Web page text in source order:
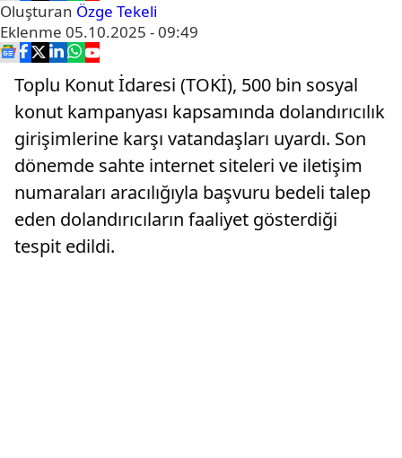
Oluşturan Özge Tekeli
Eklenme 05.10.2025 - 09:49
Toplu Konut İdaresi (TOKİ), 500 bin sosyal
konut kampanyası kapsamında dolandırıcılık
girişimlerine karşı vatandaşları uyardı. Son
dönemde sahte internet siteleri ve iletişim
numaraları aracılığıyla başvuru bedeli talep
eden dolandırıcıların faaliyet gösterdiği
tespit edildi.